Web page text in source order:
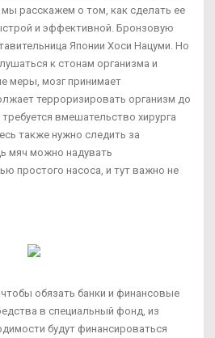
мы расскажем о том, как сделать ее
и эффективной. Бронзовую
Японии Хоси Нацуми. Но
к стонам организма и
меры, мозг принимает
терроризировать организм до
вмешательство хирурга
также нужно следить за
мяч можно надувать
простого насоса, и тут важно не
обязать банки и финансовые
в специальный фонд, из
будут финансироваться